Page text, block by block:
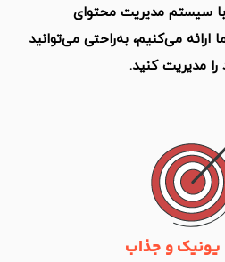
محتوای
به‌راحتی می‌توانید
جذاب